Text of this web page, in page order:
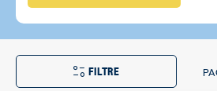
FILTRE